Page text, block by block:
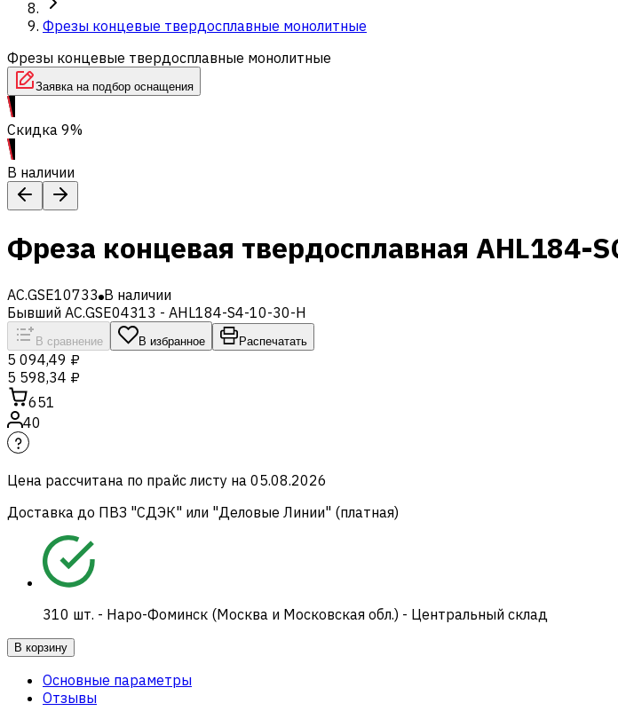
Фрезы концевые твердосплавные монолитные
Фрезы концевые твердосплавные монолитные
Заявка на подбор оснащения
Скидка 9%
В наличии
Фреза концевая твердосплавная AHL184-
AC.GSE10733 В наличии
Бывший AC.GSE04313 - AHL184-S4-10-30-H
В сравнение В избранное Распечатать
5 094,49 ₽
5 598,34 ₽
651
40
Цена рассчитана по прайс листу на 05.08.2026
Доставка до ПВЗ "СДЭК" или "Деловые Линии" (платная)
310 шт. - Наро-Фоминск (Москва и Московская обл.) - Центральный склад
В корзину
Основные параметры
Отзывы